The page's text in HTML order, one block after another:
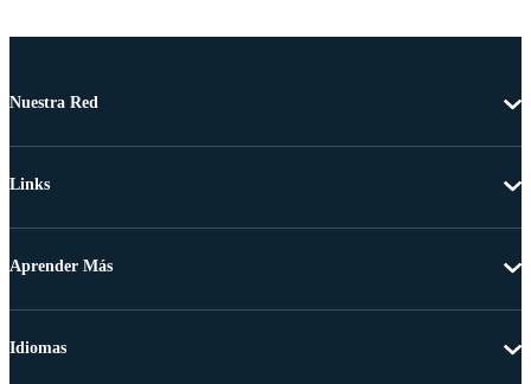
Nuestra Red
Links
Aprender Más
Idiomas